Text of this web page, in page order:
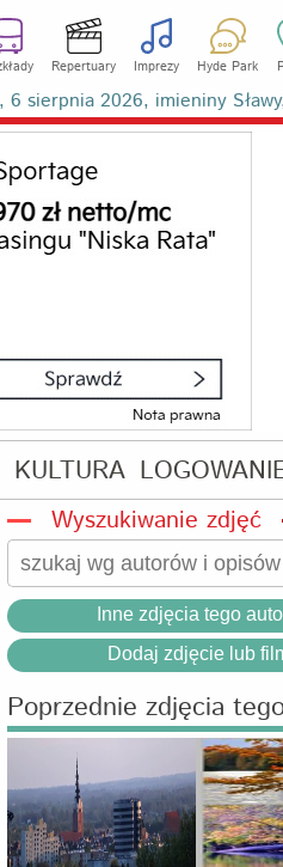
Repertuary Imprezy Hyde Park
6 sierpnia 2026, imieniny
KULTURA
Wyszukiwanie zdjęć
Inne zdjęcia tego
Dodaj zdjęcie lub
Poprzednie zdjęcia